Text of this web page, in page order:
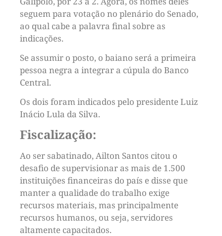
seguem para votação no plenário do Senado,
ao qual cabe a palavra final sobre as
indicações.
Se assumir o posto, o baiano será a primeira
pessoa negra a integrar a cúpula do Banco
Central.
Os dois foram indicados pelo presidente Luiz
Inácio Lula da Silva.
Fiscalização:
Ao ser sabatinado, Ailton Santos citou o
desafio de supervisionar as mais de 1.500
instituições financeiras do país e disse que
manter a qualidade do trabalho exige
recursos materiais, mas principalmente
recursos humanos, ou seja, servidores
altamente capacitados.